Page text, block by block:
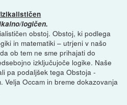
logičen.
obstoj. Obstoj, ki podlega
in matematiki – utrjeni v našo
ob tem ne sme prihajati do
izključujoče logike. Naše
pa podaljšek tega Obstoja -
Velja Occam in breme dokazovanja